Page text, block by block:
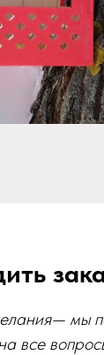
мы
все